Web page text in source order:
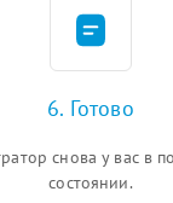
6. Готово
снова у вас в
состоянии.